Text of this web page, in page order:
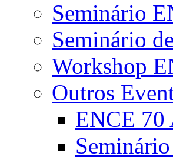
Seminário
Seminário
Workshop
Outros
ENCE 70